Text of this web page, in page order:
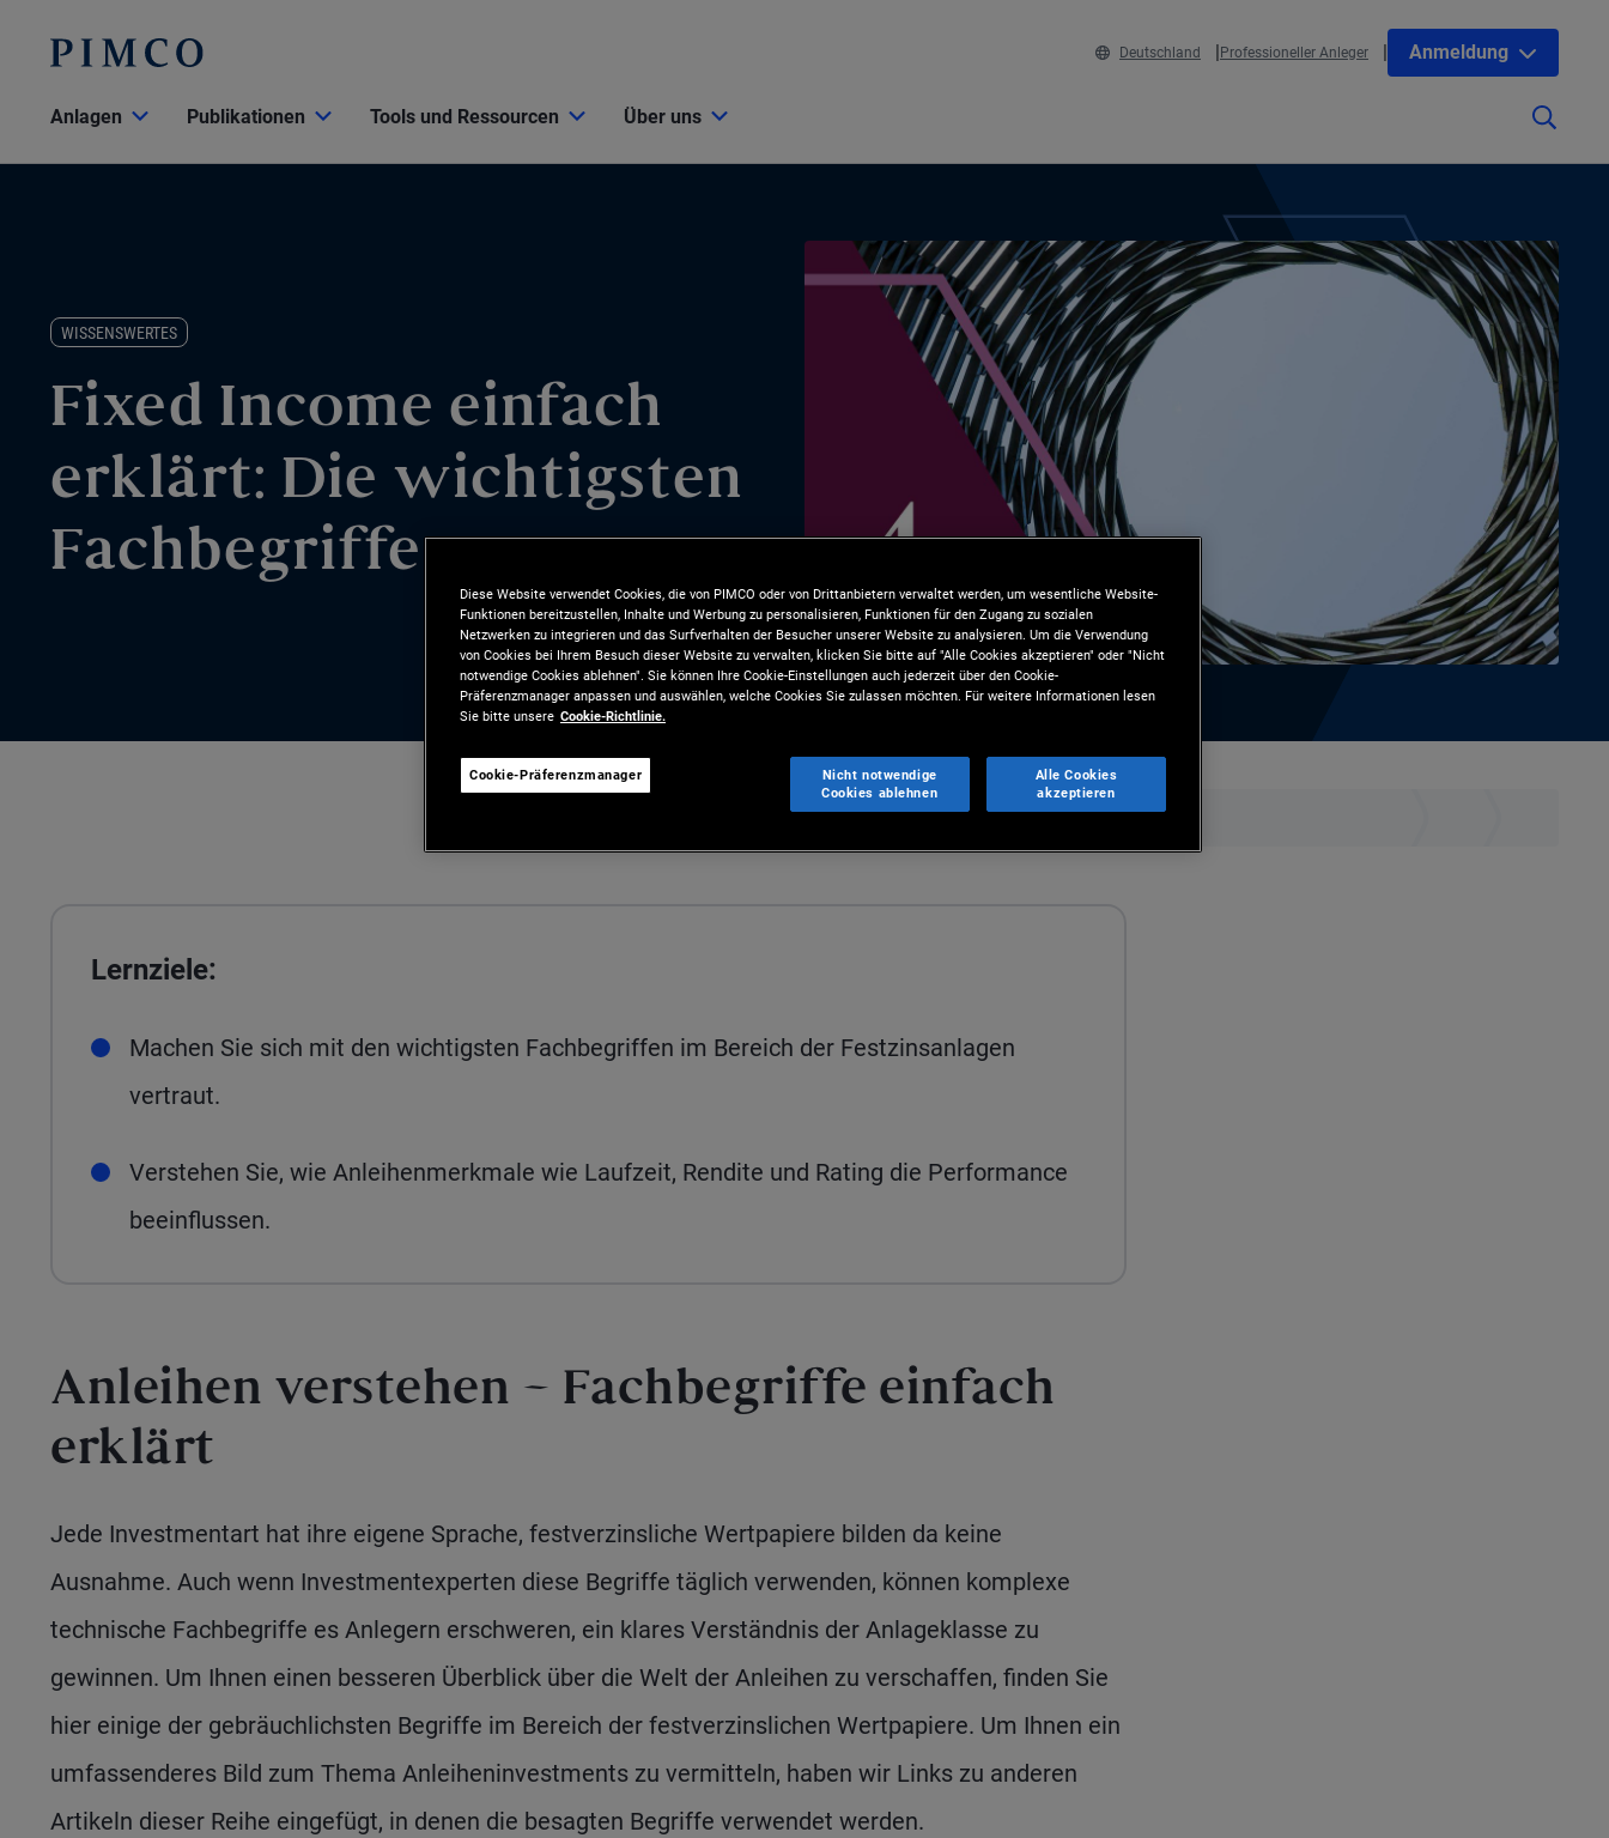
Deutschland Professioneller Anleger Anmeldung
Anlagen Publikationen Tools und Ressourcen Über uns
WISSENSWERTES
Fixed Income einfach
erklärt: Die wichtigsten
Fachbegriffe
Lernziele:
Machen Sie sich mit den wichtigsten Fachbegriffen im Bereich der Festzinsanlagen
vertraut.
Verstehen Sie, wie Anleihenmerkmale wie Laufzeit, Rendite und Rating die Performance
beeinflussen.
Anleihen verstehen – Fachbegriffe einfach
erklärt
Jede Investmentart hat ihre eigene Sprache, festverzinsliche Wertpapiere bilden da keine
Ausnahme. Auch wenn Investmentexperten diese Begriffe täglich verwenden, können komplexe
technische Fachbegriffe es Anlegern erschweren, ein klares Verständnis der Anlageklasse zu
gewinnen. Um Ihnen einen besseren Überblick über die Welt der Anleihen zu verschaffen, finden Sie
hier einige der gebräuchlichsten Begriffe im Bereich der festverzinslichen Wertpapiere. Um Ihnen ein
umfassenderes Bild zum Thema Anleiheninvestments zu vermitteln, haben wir Links zu anderen
Artikeln dieser Reihe eingefügt, in denen die besagten Begriffe verwendet werden.
Diese Website verwendet Cookies, die von PIMCO oder von Drittanbietern verwaltet werden, um wesentliche Website-
Funktionen bereitzustellen, Inhalte und Werbung zu personalisieren, Funktionen für den Zugang zu sozialen
Netzwerken zu integrieren und das Surfverhalten der Besucher unserer Website zu analysieren. Um die Verwendung
von Cookies bei Ihrem Besuch dieser Website zu verwalten, klicken Sie bitte auf "Alle Cookies akzeptieren" oder "Nicht
notwendige Cookies ablehnen". Sie können Ihre Cookie-Einstellungen auch jederzeit über den Cookie-
Präferenzmanager anpassen und auswählen, welche Cookies Sie zulassen möchten. Für weitere Informationen lesen
Sie bitte unsere Cookie-Richtlinie.
Cookie-Präferenzmanager
Nicht notwendige
Cookies ablehnen
Alle Cookies
akzeptieren